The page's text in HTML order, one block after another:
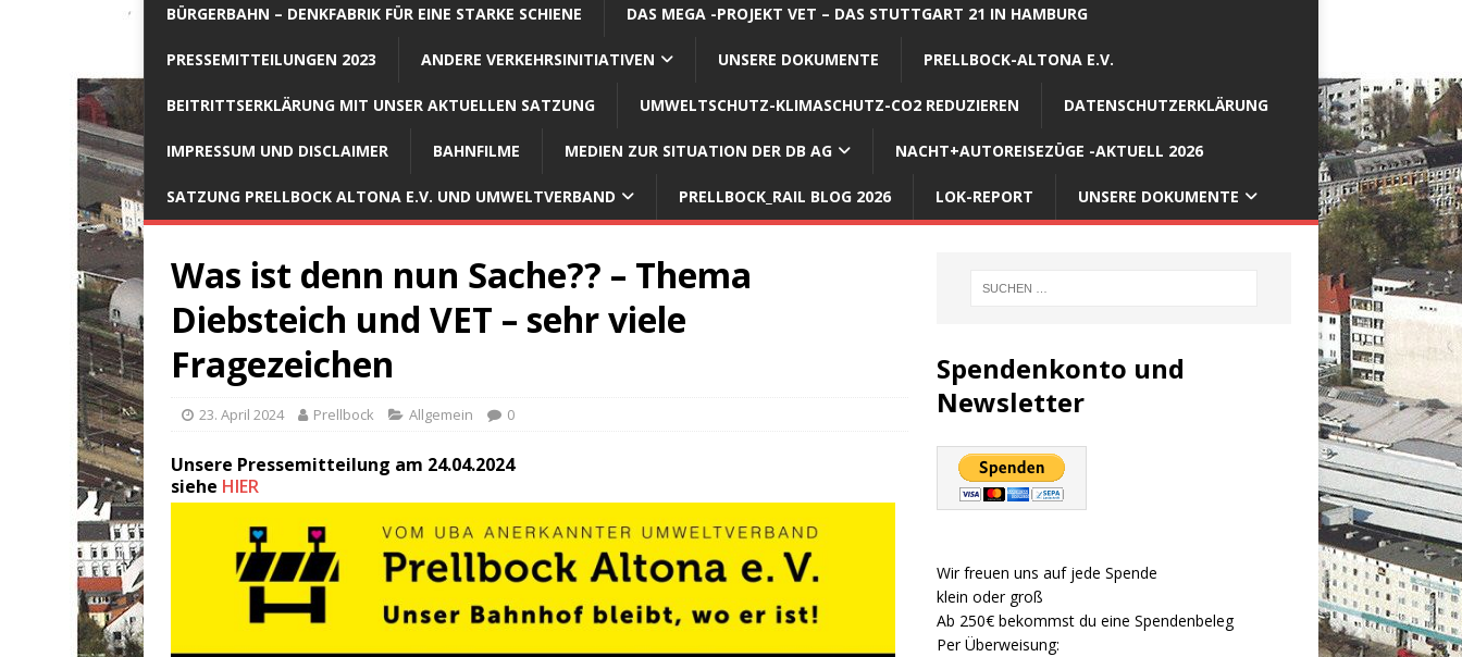
BÜRGERBAHN – DENKFABRIK FÜR EINE STARKE SCHIENE DAS MEGA -PROJEKT VET – DAS STUTTGART 21 IN HAMBURG
PRESSEMITTEILUNGEN 2023 ANDERE VERKEHRSINITIATIVEN UNSERE DOKUMENTE PRELLBOCK-ALTONA E.V.
BEITRITTSERKLÄRUNG MIT UNSER AKTUELLEN SATZUNG UMWELTSCHUTZ-KLIMASCHUTZ-CO2 REDUZIEREN DATENSCHUTZERKLÄRUNG
IMPRESSUM UND DISCLAIMER BAHNFILME MEDIEN ZUR SITUATION DER DB AG NACHT+AUTOREISEZÜGE -AKTUELL 2026
SATZUNG PRELLBOCK ALTONA E.V. UND UMWELTVERBAND PRELLBOCK_RAIL BLOG 2026 LOK-REPORT UNSERE DOKUMENTE
Was ist denn nun Sache?? – Thema
Diebsteich und VET – sehr viele
Fragezeichen
23. April 2024 Prellbock Allgemein 0
Unsere Pressemitteilung am 24.04.2024
siehe HIER
Spendenkonto und
Newsletter
Wir freuen uns auf jede Spende
klein oder groß
Ab 250€ bekommst du eine Spendenbeleg
Per Überweisung: